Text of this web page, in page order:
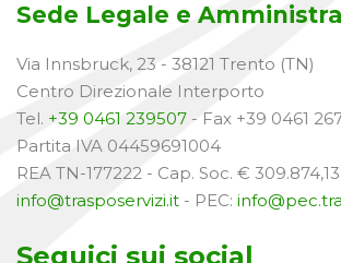
Sede Legale e
Via Innsbruck, 23 - 38121 Trento (TN)
Centro Direzionale Interporto
Tel. +39 0461 239507 - Fax +39 0461
Partita IVA 04459691004
REA TN-177222 - Cap. Soc. € 309.874,13
info@trasposervizi.it - PEC:
Seguici sui social